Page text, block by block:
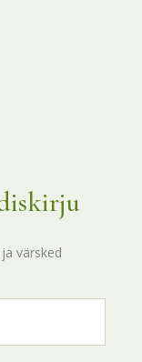
värsked